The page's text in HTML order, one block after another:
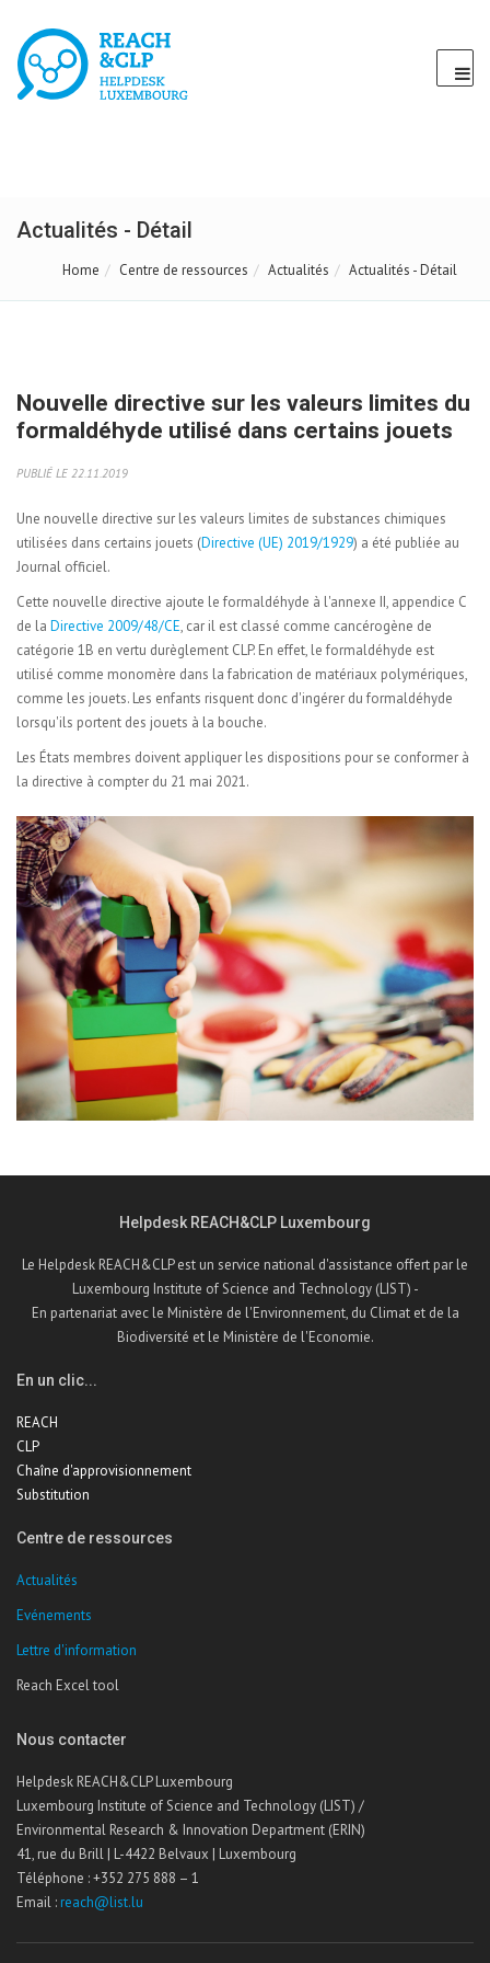
Actualités - Détail
Home Centre de ressources Actualités Actualités - Détail
Nouvelle directive sur les valeurs limites du
formaldéhyde utilisé dans certains jouets
PUBLIÉ LE 22.11.2019
Une nouvelle directive sur les valeurs limites de substances chimiques
utilisées dans certains jouets (Directive (UE) 2019/1929) a été publiée au
Journal officiel.
Cette nouvelle directive ajoute le formaldéhyde à l'annexe II, appendice C
de la Directive 2009/48/CE, car il est classé comme cancérogène de
catégorie 1B en vertu durèglement CLP. En effet, le formaldéhyde est
utilisé comme monomère dans la fabrication de matériaux polymériques,
comme les jouets. Les enfants risquent donc d'ingérer du formaldéhyde
lorsqu'ils portent des jouets à la bouche.
Les États membres doivent appliquer les dispositions pour se conformer à
la directive à compter du 21 mai 2021.
Helpdesk REACH&CLP Luxembourg
Le Helpdesk REACH&CLP est un service national d'assistance offert par le
Luxembourg Institute of Science and Technology (LIST) -
En partenariat avec le Ministère de l'Environnement, du Climat et de la
Biodiversité et le Ministère de l'Economie.
En un clic...
REACH
CLP
Chaîne d'approvisionnement
Substitution
Centre de ressources
Actualités
Evénements
Lettre d'information
Reach Excel tool
Nous contacter
Helpdesk REACH&CLP Luxembourg
Luxembourg Institute of Science and Technology (LIST) /
Environmental Research & Innovation Department (ERIN)
41, rue du Brill | L-4422 Belvaux | Luxembourg
Téléphone : +352 275 888 – 1
Email : reach@list.lu